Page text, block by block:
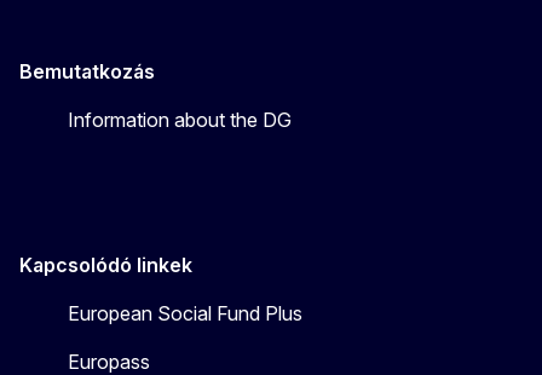
Bemutatkozás
Information about the DG
Kapcsolódó linkek
European Social Fund Plus
Europass